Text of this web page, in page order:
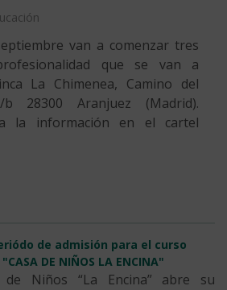
van a comenzar tres
que se van a
La Chimenea, Camino del
28300 Aranjuez (Madrid).
la información en el cartel
de admisión para el curso
DE NIÑOS LA ENCINA"
de Niños “La Encina” abre su